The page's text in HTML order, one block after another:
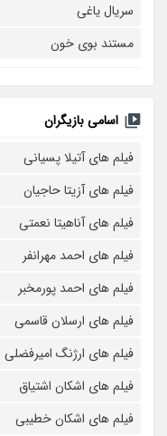
سریال یاغی
مستند بوی خون
اسامی بازیگران
فیلم های آتیلا پسیانی
فیلم های آزیتا حاجیان
فیلم های آناهیتا نعمتی
فیلم های احمد مهرانفر
فیلم های احمد پورمخبر
فیلم های ارسلان قاسمی
فیلم های ارژنگ امیرفضلی
فیلم های اشکان اشتیاق
فیلم های اشکان خطیبی